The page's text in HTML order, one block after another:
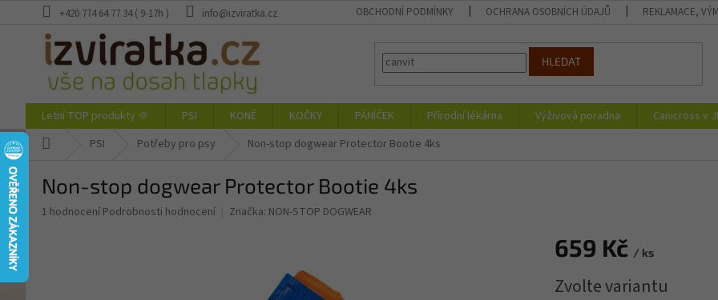
+420 774 64 77 34 ( 9-17h ) info@izviratka.cz OBCHODNÍ PODMÍNKY OCHRANA OSOBNÍCH ÚDAJŮ REKLAMACE,
HLEDAT
Letní TOP produkty 🌞 PSI KONĚ KOČKY PÁNÍČEK Přírodní lékárna Výživová poradna
Canicross v
PSI Potřeby pro psy Non-stop dogwear Protector Bootie 4ks
Non-stop dogwear Protector Bootie 4ks
Průměrné
1 hodnocení Podrobnosti hodnocení Značka: NON-STOP DOGWEAR
659 Kč / ks
cena:
Zvolte variantu